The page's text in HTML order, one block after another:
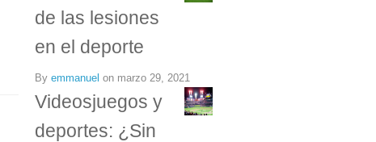
de las lesiones
en el deporte
By emmanuel on marzo 29, 2021
Videosjuegos y
deportes: ¿Sin